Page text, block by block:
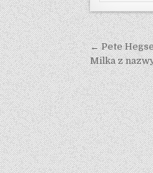
Post
← Pete
Milka z